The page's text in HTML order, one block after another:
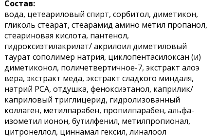
Состав:
вода, цетеариловый спирт, сорбитол, диметикон,
гликоль стеарат, стеарамид амино метил пропанол,
стеариновая кислота, пантенол,
гидроксиэтилакрилат/ акрилоил диметиловый
таурат сополимер натрия, циклопентасилоксан (и)
диметиконол, поличетвертичное-7, экстракт алоэ
вера, экстракт меда, экстракт сладкого миндаля,
натрий РСА, отдушка, феноксиэтанол, каприлик/
каприловый триглицерид, гидролизованный
коллаген, метилпарабен, пропилпарабен, альфа-
изометил ионон, бутилфенил, метилпропионал,
цитронеллол, циннамал гексил, линалоол